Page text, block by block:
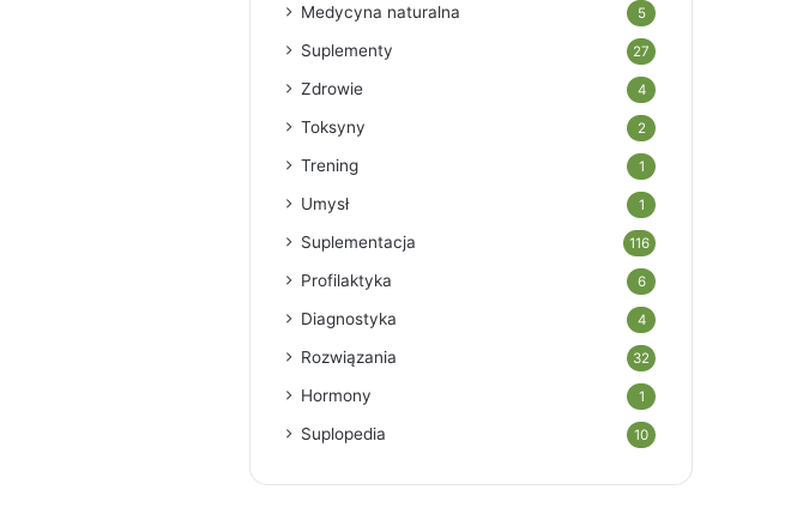
Medycyna naturalna 5
Suplementy 27
Zdrowie 4
Toksyny 2
Trening 1
Umysł 1
Suplementacja 116
Profilaktyka 6
Diagnostyka 4
Rozwiązania 32
Hormony 1
Suplopedia 10